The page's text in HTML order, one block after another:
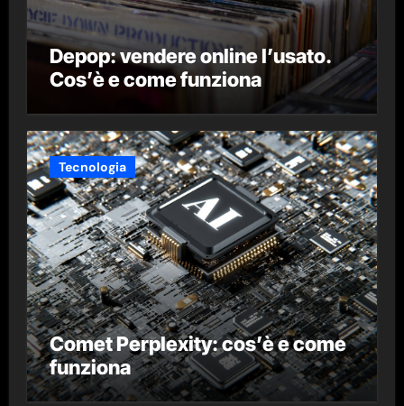
Depop: vendere online l’usato.
Cos’è e come funziona
Tecnologia
Comet Perplexity: cos’è e come
funziona